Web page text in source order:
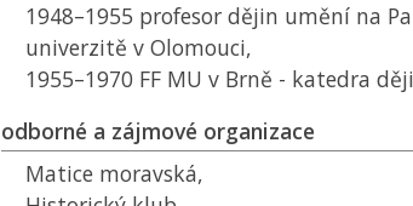
1948–1955 profesor dějin umění na
univerzitě v Olomouci,
1955–1970 FF MU v Brně - katedra
odborné a zájmové organizace
Matice moravská,